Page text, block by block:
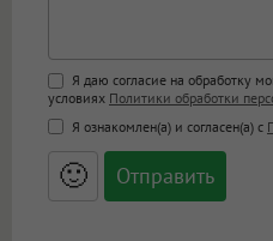
Поддержка HTML
<b>, <strong>, <u>,
<small>, <sup>,
<blockquote>, <code>
адреса URL
ссылками, и
Я даю согласие на обработку
условиях Политики обработки
Я ознакомлен(а) и согласен(а) с
🙂